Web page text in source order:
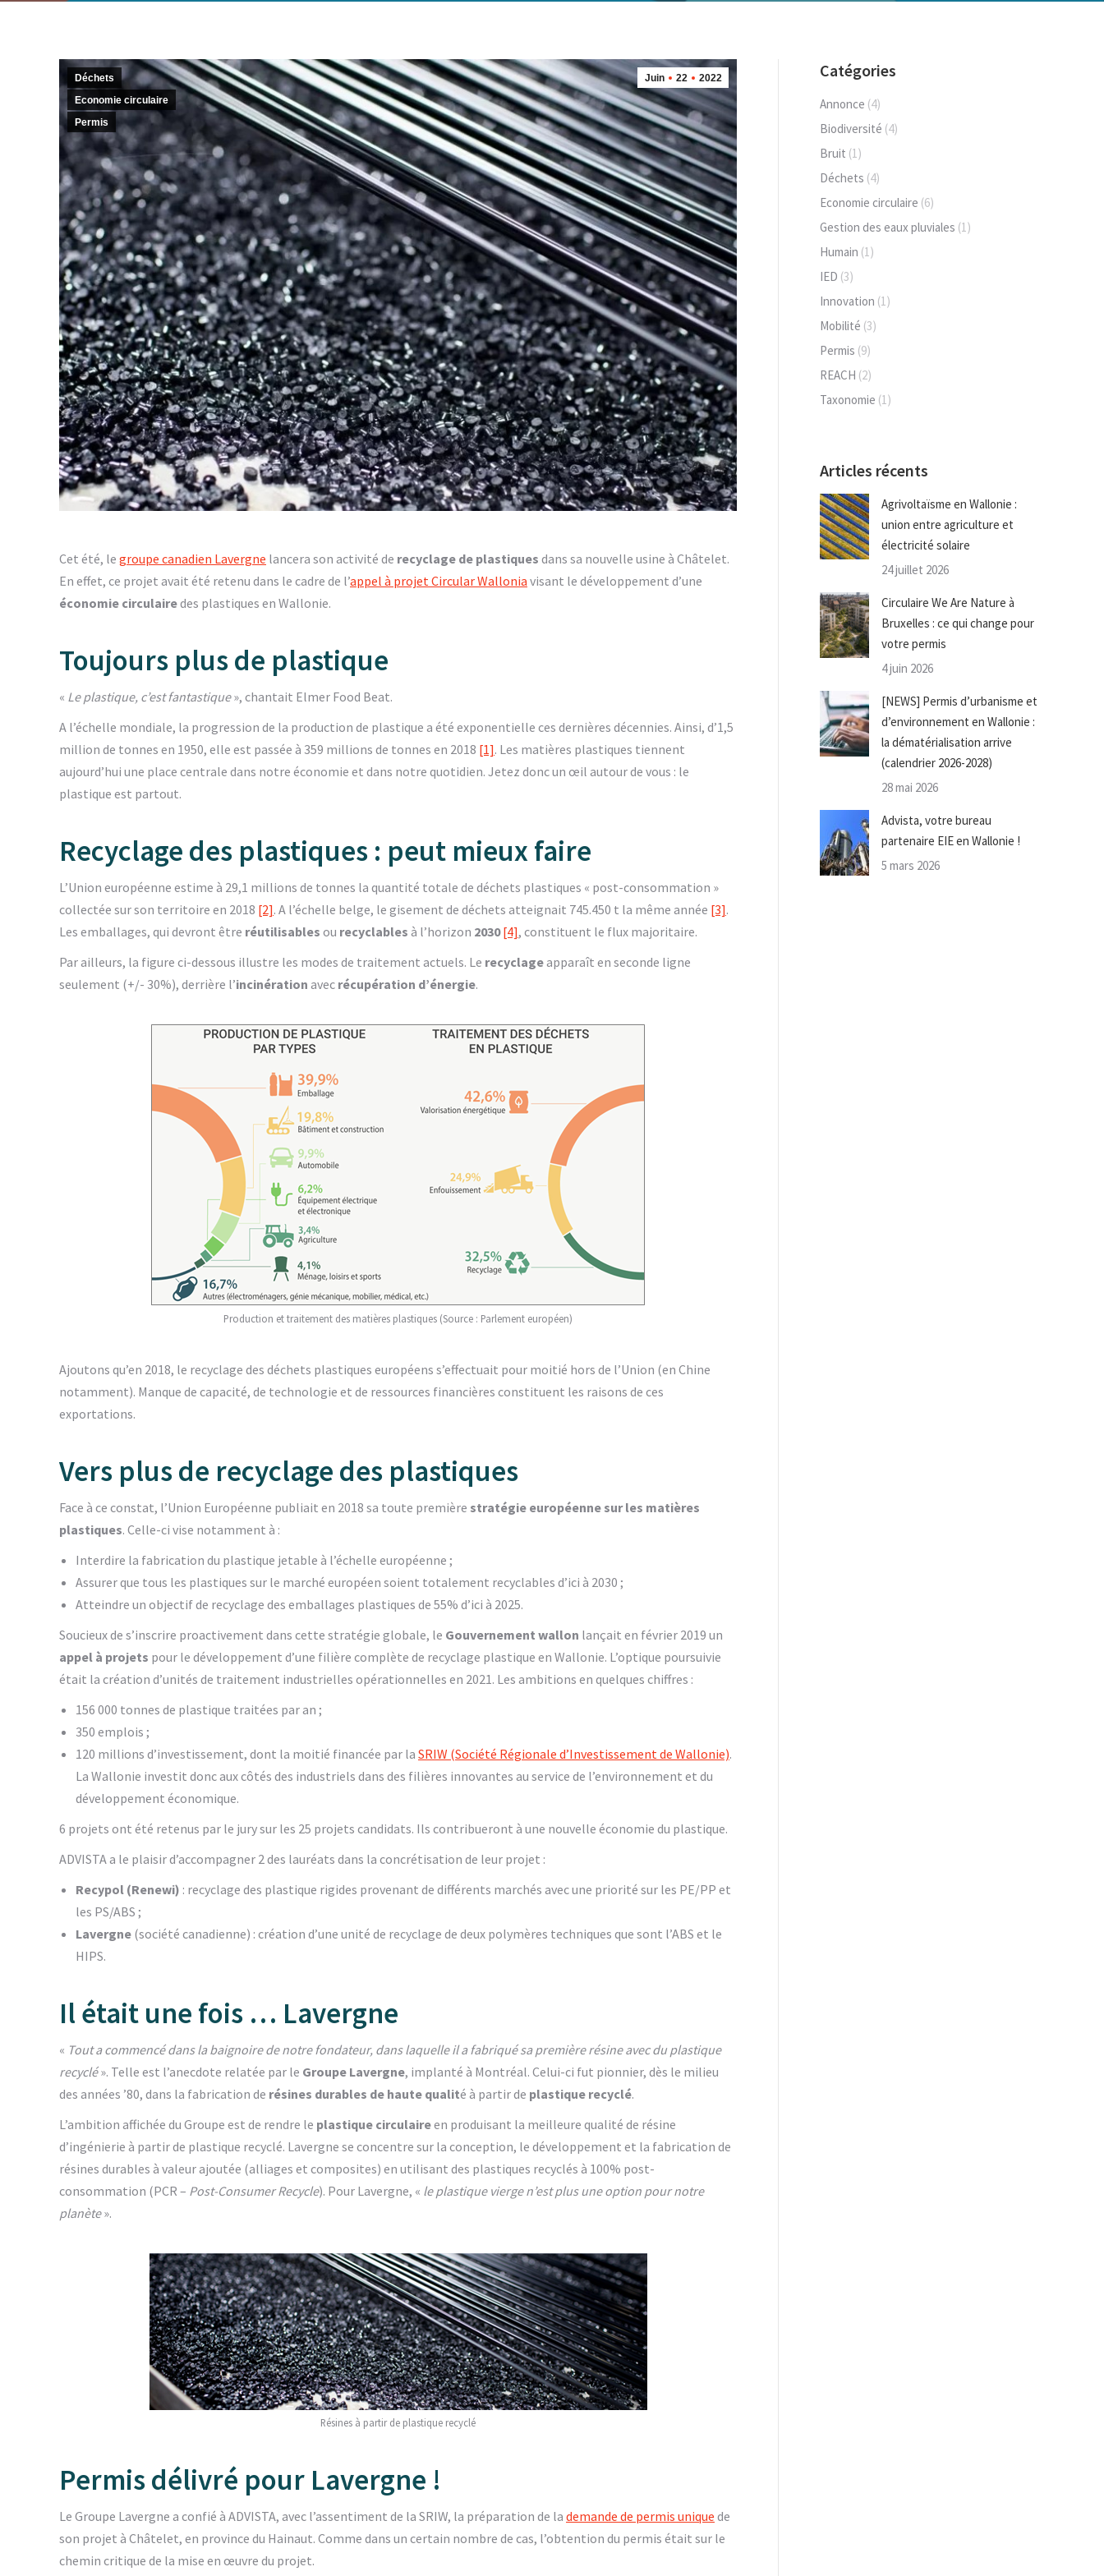
Juin 22 2022
Déchets
Economie circulaire
Permis
Cet été, le groupe canadien Lavergne lancera son activité de recyclage de plastiques dans sa nouvelle usine à Châtelet.
En effet, ce projet avait été retenu dans le cadre de l’appel à projet Circular Wallonia visant le développement d’une
économie circulairedes plastiques en Wallonie.
Toujours plus de plastique
« Le plastique, c’est fantastique», chantait Elmer Food Beat.
A l’échelle mondiale, la progression de la production de plastique a été exponentielle ces dernières décennies. Ainsi, d’1,5
million de tonnes en 1950, elle est passée à 359 millions de tonnes en 2018 [1]. Les matières plastiques tiennent
aujourd’hui une place centrale dans notre économie et dans notre quotidien. Jetez donc un œil autour de vous : le
plastique est partout.
Recyclage des plastiques : peut mieux faire
L’Union européenne estime à 29,1 millions de tonnes la quantité totale de déchets plastiques « post-consommation »
collectée sur son territoire en 2018 [2]. A l’échelle belge, le gisement de déchets atteignait 745.450 t la même année [3].
Les emballages, qui devront être réutilisables ou recyclables à l’horizon 2030 [4], constituent le flux majoritaire.
Par ailleurs, la figure ci-dessous illustre les modes de traitement actuels. Le recyclageapparaît en seconde ligne
seulement (+/- 30%), derrière l’incinération avec récupération d’énergie.
Production et traitement des matières plastiques (Source : Parlement européen)
Ajoutons qu’en 2018, le recyclage des déchets plastiques européens s’effectuait pour moitié hors de l’Union (en Chine
notamment). Manque de capacité, de technologie et de ressources financières constituent les raisons de ces
exportations.
Vers plus de recyclage des plastiques
Face à ce constat, l’Union Européenne publiait en 2018 sa toute première stratégie européenne sur les matières
plastiques. Celle-ci vise notamment à :
Interdire la fabrication du plastique jetable à l’échelle européenne ;
Assurer que tous les plastiques sur le marché européen soient totalement recyclables d’ici à 2030 ;
Atteindre un objectif de recyclage des emballages plastiques de 55% d’ici à 2025.
Soucieux de s’inscrire proactivement dans cette stratégie globale, le Gouvernement wallon lançait en février 2019 un
appel à projets pour le développement d’une filière complète de recyclage plastique en Wallonie. L’optique poursuivie
était la création d’unités de traitement industrielles opérationnelles en 2021. Les ambitions en quelques chiffres :
156 000 tonnes de plastique traitées par an ;
350 emplois ;
120 millions d’investissement, dont la moitié financée par la SRIW (Société Régionale d’Investissement de Wallonie).
La Wallonie investit donc aux côtés des industriels dans des filières innovantes au service de l’environnement et du
développement économique.
6 projets ont été retenus par le jury sur les 25 projets candidats. Ils contribueront à une nouvelle économie du plastique.
ADVISTA a le plaisir d’accompagner 2 des lauréats dans la concrétisation de leur projet :
Recypol (Renewi) : recyclage des plastique rigides provenant de différents marchés avec une priorité sur les PE/PP et
les PS/ABS ;
Lavergne (société canadienne) : création d’une unité de recyclage de deux polymères techniques que sont l’ABS et le
HIPS.
Il était une fois … Lavergne
« Tout a commencé dans la baignoire de notre fondateur, dans laquelle il a fabriqué sa première résine avec du plastique
recyclé». Telle est l’anecdote relatée par le Groupe Lavergne, implanté à Montréal. Celui-ci fut pionnier, dès le milieu
des années ’80, dans la fabrication de résines durables de haute qualité à partir de plastique recyclé.
L’ambition affichée du Groupe est de rendre le plastique circulaireen produisant la meilleure qualité de résine
d’ingénierie à partir de plastique recyclé. Lavergne se concentre sur la conception, le développement et la fabrication de
résines durables à valeur ajoutée (alliages et composites) en utilisant des plastiques recyclés à 100% post-
consommation (PCR – Post-Consumer Recycle). Pour Lavergne, « le plastique vierge n’est plus une option pour notre
planète».
Résines à partir de plastique recyclé
Permis délivré pour Lavergne !
Le Groupe Lavergne a confié à ADVISTA, avec l’assentiment de la SRIW, la préparation de la demande de permis unique de
son projet à Châtelet, en province du Hainaut. Comme dans un certain nombre de cas, l’obtention du permis était sur le
chemin critique de la mise en œuvre du projet.
Catégories
Annonce (4)
Biodiversité (4)
Bruit (1)
Déchets (4)
Economie circulaire (6)
Gestion des eaux pluviales (1)
Humain (1)
IED (3)
Innovation (1)
Mobilité (3)
Permis (9)
REACH (2)
Taxonomie (1)
Articles récents
Agrivoltaïsme en Wallonie :
union entre agriculture et
électricité solaire
24 juillet 2026
Circulaire We Are Nature à
Bruxelles : ce qui change pour
votre permis
4 juin 2026
[NEWS] Permis d’urbanisme et
d’environnement en Wallonie :
la dématérialisation arrive
(calendrier 2026-2028)
28 mai 2026
Advista, votre bureau
partenaire EIE en Wallonie !
5 mars 2026